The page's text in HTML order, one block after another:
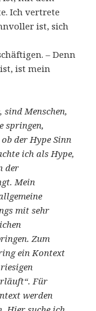
Ich vertrete
ist, sich
– Denn
ist mein
Menschen,
springen,
der Hype Sinn
ich als Hype,
der
Mein
mit sehr
Zum
ein Kontext
Für
werden